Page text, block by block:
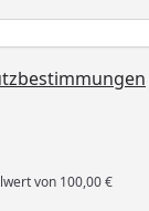
von 100,00 €